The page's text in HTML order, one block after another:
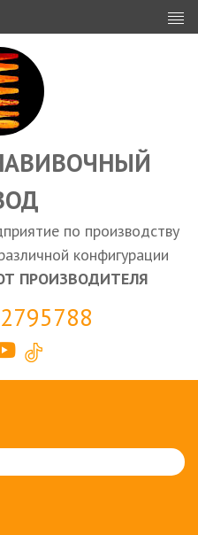
ПРУЖИН
по производству
конфигурации
ПРОИЗВОДИТЕЛЯ